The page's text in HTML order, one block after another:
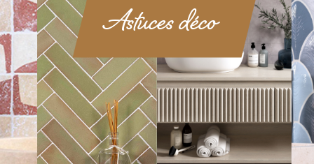
Astuces déco